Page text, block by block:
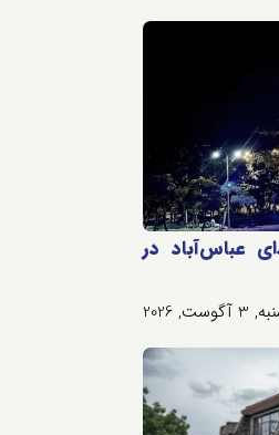
عباس‌آباد در
2026